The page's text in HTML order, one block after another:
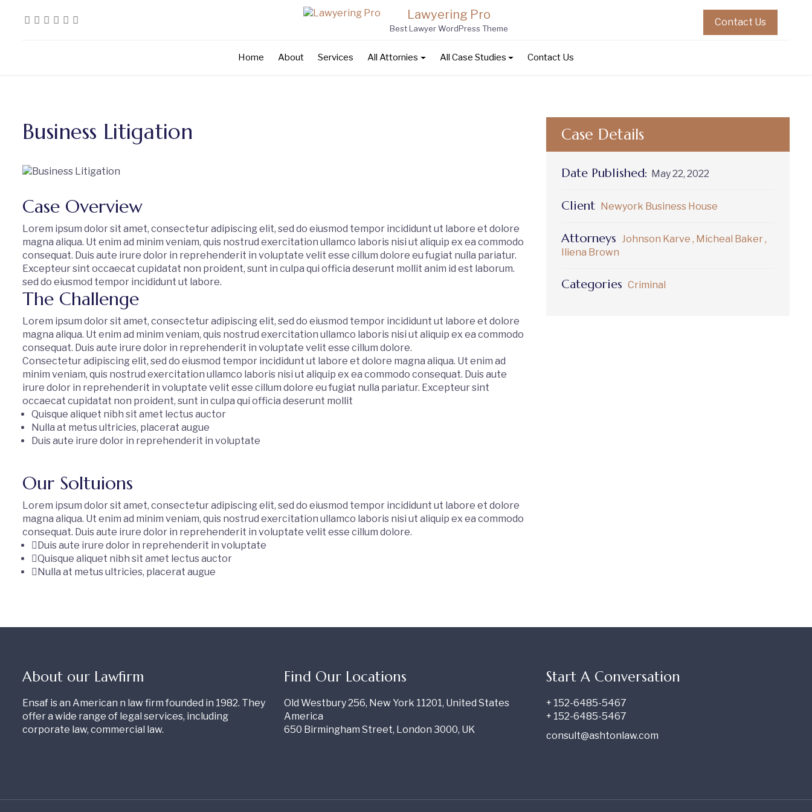
Lawyering Pro
Best Lawyer WordPress Theme
Contact Us
Home About Services All Attornies All Case Studies Contact Us
Business Litigation
Case Overview
Lorem ipsum dolor sit amet, consectetur adipiscing elit, sed do eiusmod tempor incididunt ut labore et dolore
magna aliqua. Ut enim ad minim veniam, quis nostrud exercitation ullamco laboris nisi ut aliquip ex ea commodo
consequat. Duis aute irure dolor in reprehenderit in voluptate velit esse cillum dolore eu fugiat nulla pariatur.
Excepteur sint occaecat cupidatat non proident, sunt in culpa qui officia deserunt mollit anim id est laborum.
sed do eiusmod tempor incididunt ut labore.
The Challenge
Lorem ipsum dolor sit amet, consectetur adipiscing elit, sed do eiusmod tempor incididunt ut labore et dolore
magna aliqua. Ut enim ad minim veniam, quis nostrud exercitation ullamco laboris nisi ut aliquip ex ea commodo
consequat. Duis aute irure dolor in reprehenderit in voluptate velit esse cillum dolore.
Consectetur adipiscing elit, sed do eiusmod tempor incididunt ut labore et dolore magna aliqua. Ut enim ad
minim veniam, quis nostrud exercitation ullamco laboris nisi ut aliquip ex ea commodo consequat. Duis aute
irure dolor in reprehenderit in voluptate velit esse cillum dolore eu fugiat nulla pariatur. Excepteur sint
occaecat cupidatat non proident, sunt in culpa qui officia deserunt mollit
Quisque aliquet nibh sit amet lectus auctor
Nulla at metus ultricies, placerat augue
Duis aute irure dolor in reprehenderit in voluptate
Our Soltuions
Lorem ipsum dolor sit amet, consectetur adipiscing elit, sed do eiusmod tempor incididunt ut labore et dolore
magna aliqua. Ut enim ad minim veniam, quis nostrud exercitation ullamco laboris nisi ut aliquip ex ea commodo
consequat. Duis aute irure dolor in reprehenderit in voluptate velit esse cillum dolore.
Duis aute irure dolor in reprehenderit in voluptate
Quisque aliquet nibh sit amet lectus auctor
Nulla at metus ultricies, placerat augue
Case Details
Date Published: May 22, 2022
Client Newyork Business House
Attorneys Johnson Karve , Micheal Baker,
Iliena Brown
Categories Criminal
About our Lawfirm
Ensaf is an American n law firm founded in 1982. They
offer a wide range of legal services, including
corporate law, commercial law.
Find Our Locations
Old Westbury 256, New York 11201, United States
America
650 Birmingham Street, London 3000, UK
Start A Conversation
+ 152-6485-5467
+ 152-6485-5467
consult@ashtonlaw.com